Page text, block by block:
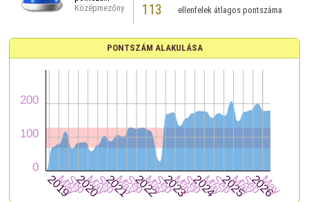
Középmezőny
113 ellenfelek átlagos pontszáma
PONTSZÁM ALAKULÁSA